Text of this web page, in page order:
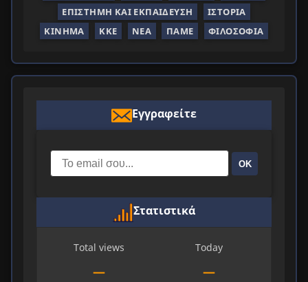
ΕΠΙΣΤΉΜΗ ΚΑΙ ΕΚΠΑΊΔΕΥΣΗ
ΙΣΤΟΡΊΑ
ΚΊΝΗΜΑ
ΚΚΕ ΝΈΑ ΠΑΜΕ ΦΙΛΟΣΟΦΊΑ
Εγγραφείτε
ΟΚ
Στατιστικά
Total views
—
Today
—